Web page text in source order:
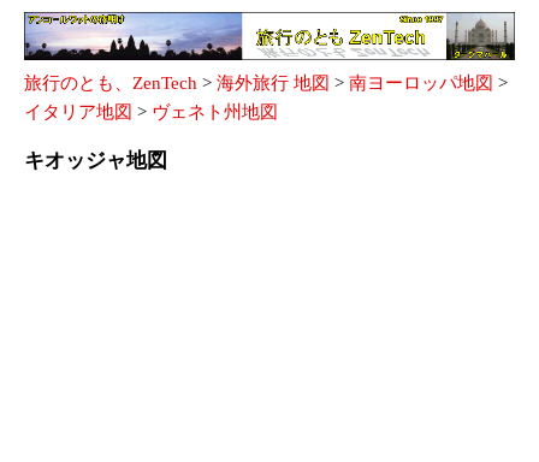
旅行のとも、ZenTech > 海外旅行 地図 > 南ヨーロッパ地図 >
イタリア地図 > ヴェネト州地図
キオッジャ地図